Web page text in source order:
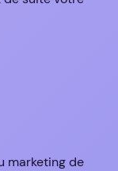
marketing de